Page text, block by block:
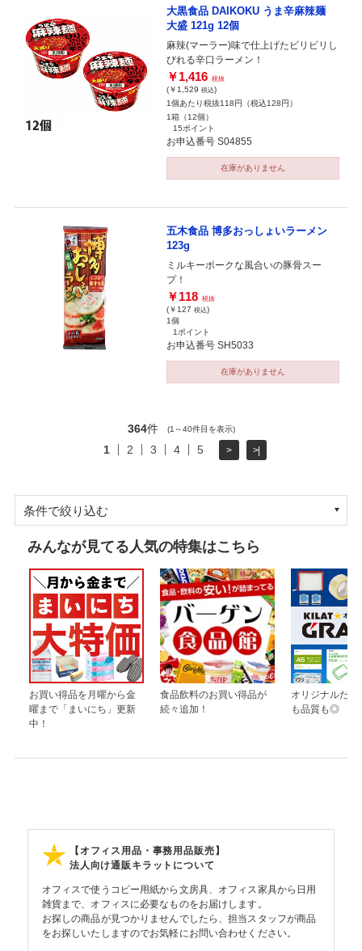
大黒食品 DAIKOKU うま辛麻辣麺
大盛 121g 12個
麻辣(マーラー)味で仕上げたビリビリし
びれる辛口ラーメン！
￥1,416 税抜
(￥1,529 税込)
1個あたり税抜118円（税込128円）
1箱（12個）
15ポイント
お申込番号 S04855
在庫がありません
五木食品 博多おっしょいラーメン
123g
ミルキーポークな風合いの豚骨スー
プ！
￥118 税抜
(￥127 税込)
1個
1ポイント
お申込番号 SH5033
在庫がありません
364件 (1～40件目を表示)
1 2 3 4 5 > >|
条件で絞り込む
みんなが見てる人気の特集はこちら
お買い得品を月曜から金
曜まで「まいにち」更新
中！
食品飲料のお買い得品が
続々追加！
オリジナルだか
も品質も◎
【オフィス用品・事務用品販売】
法人向け通販キラットについて
オフィスで使うコピー用紙から文房具、オフィス家具から日用
雑貨まで、オフィスに必要なものをお届けします。
お探しの商品が見つかりませんでしたら、担当スタッフが商品
をお探しいたしますのでお気軽にお問い合わせください。